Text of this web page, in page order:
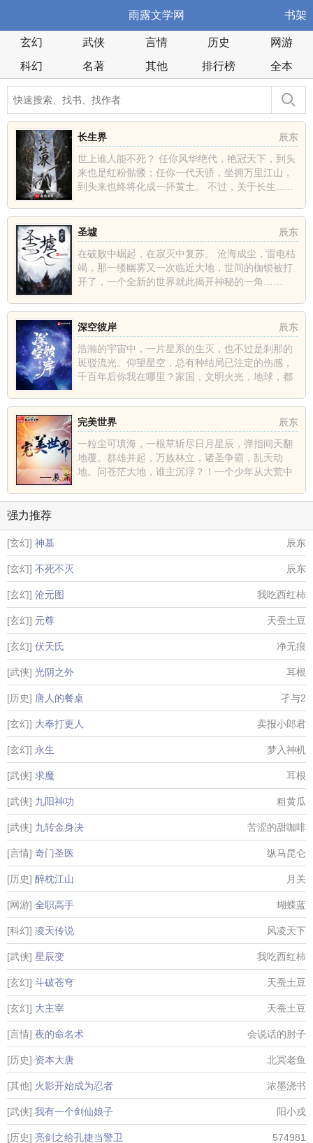
雨露文学网 书架
玄幻 武侠 言情 历史
网游
科幻
名著 其他 排行榜 全本
辰东
长生界
世上谁人能不死？ 任你风华绝代，艳冠天下，到头
来也是红粉骷髅；任你一代天骄，坐拥万里江山，
到头来也终将化成一抔黄土。 不过，关于长生......
辰东
圣墟
在破败中崛起，在寂灭中复苏。 沧海成尘，雷电枯
竭，那一缕幽雾又一次临近大地，世间的枷锁被打
开了，一个全新的世界就此揭开神秘的一角……
辰东
深空彼岸
浩瀚的宇宙中，一片星系的生灭，也不过是刹那的
斑驳流光。仰望星空，总有种结局已注定的伤感，
千百年后你我在哪里？家国，文明火光，地球，都
辰东
完美世界
一粒尘可填海，一根草斩尽日月星辰，弹指间天翻
地覆。群雄并起，万族林立，诸圣争霸，乱天动
地。问苍茫大地，谁主沉浮？！一个少年从大荒中
强力推荐
[玄幻] 神墓 辰东
[玄幻] 不死不灭 辰东
[玄幻] 沧元图 我吃西红柿
[玄幻] 元尊 天蚕土豆
[玄幻] 伏天氏 净无痕
[武侠] 光阴之外 耳根
[历史] 唐人的餐桌 孑与2
[玄幻] 大奉打更人 卖报小郎君
[玄幻] 永生 梦入神机
[武侠] 求魔 耳根
[武侠] 九阳神功 粗黄瓜
[武侠] 九转金身决 苦涩的甜咖啡
[言情] 奇门圣医 纵马昆仑
[历史] 醉枕江山 月关
[网游] 全职高手 蝴蝶蓝
[科幻] 凌天传说 风凌天下
[武侠] 星辰变 我吃西红柿
[玄幻] 斗破苍穹 天蚕土豆
[玄幻] 大主宰 天蚕土豆
[言情] 夜的命名术 会说话的肘子
[历史] 资本大唐 北冥老鱼
[其他] 火影开始成为忍者 浓墨浇书
[武侠] 我有一个剑仙娘子 阳小戎
[历史] 亮剑之给孔捷当警卫 574981